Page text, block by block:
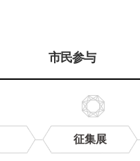
市民参与
征集展